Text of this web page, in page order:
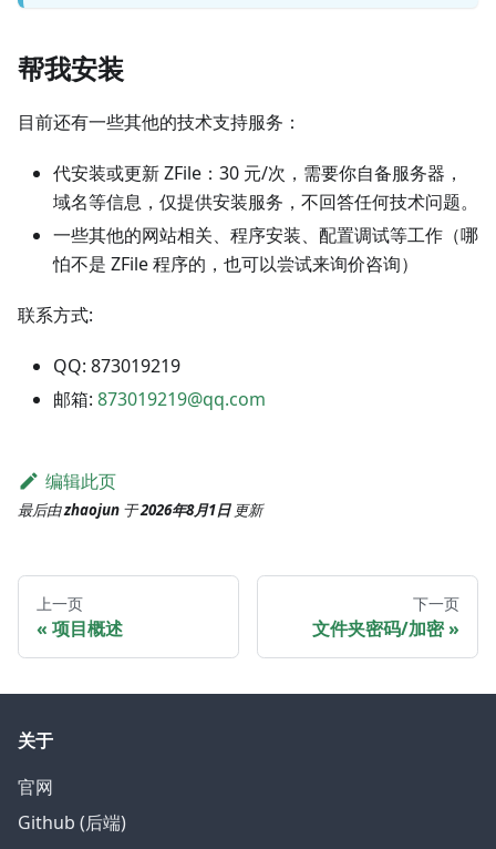
帮我安装
目前还有一些其他的技术支持服务：
代安装或更新 ZFile：30 元/次，需要你自备服务器，
域名等信息，仅提供安装服务，不回答任何技术问题。
一些其他的网站相关、程序安装、配置调试等工作（哪
怕不是 ZFile 程序的，也可以尝试来询价咨询）
联系方式:
QQ: 873019219
邮箱: 873019219@qq.com
编辑此页
最后由zhaojun 于2026年8月1日 更新
上一页
项目概述
下一页
文件夹密码/加密
关于
官网
Github (后端)